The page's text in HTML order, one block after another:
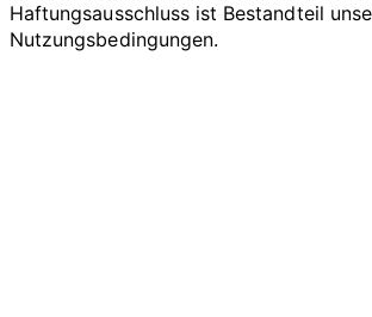
Haftungsausschluss ist Bestandteil
Nutzungsbedingungen.